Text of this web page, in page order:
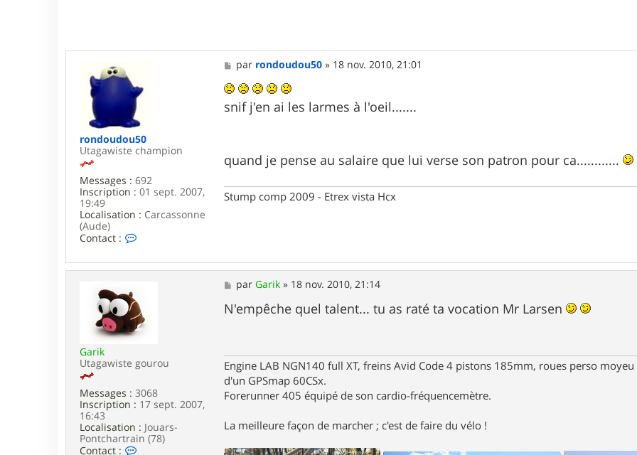
k
rondoudou50
Utagawiste champion
Messages : 692
Inscription : 01 sept. 2007,
19:49
Localisation : Carcassonne
(Aude)
Contact :
n
t
t
e
r
r
n
d
u
d
u
5
M
e
s
a
par rondoudou50 » 18 nov. 2010, 21:01
snif j'en ai les larmes à l'oeil.......
quand je pense au salaire que lui verse son patron pour ca............
Stump comp 2009 - Etrex vista Hcx
Garik
Utagawiste gourou
Messages : 3068
Inscription : 17 sept. 2007,
16:43
Localisation : Jouars-
Pontchartrain (78)
Contact :
M
e
s
s
parGarik » 18 nov. 2010, 21:14
N'empêche quel talent... tu as raté ta vocation Mr Larsen
Engine LAB NGN140 full XT, freins Avid Code 4 pistons 185mm, roues perso
d'un GPSmap 60CSx.
Forerunner 405 équipé de son cardio-fréquencemètre.
La meilleure façon de marcher ; c'est de faire du vélo !